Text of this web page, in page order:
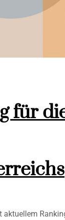
für
aktuellem